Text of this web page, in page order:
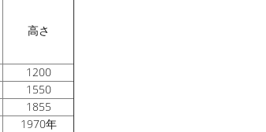
高さ
1200
1550
1855
1970年